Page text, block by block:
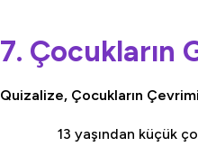
7. Çocukların
Quizalize, Çocukların
13 yaşından küçük